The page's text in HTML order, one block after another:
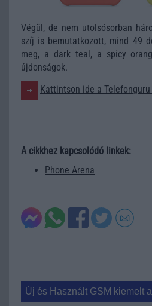
Végül, de nem utolsósorban
szíj is bemutatkozott, mind 49
meg, a dark teal, a spicy
újdonságok.
Kattintson ide a
A cikkhez kapcsolódó linkek:
Phone Arena
Új és Használt GSM kiemelt